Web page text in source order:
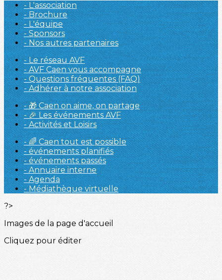
- L'association
- Brochure
- L'équipe
- Sponsors
- Nos autres partenaires
- Le réseau AVF
- AVF Caen vous accompagne
- Questions fréquentes (FAQ)
- Adhérer à notre association
- 🎁 Caen on aime, on partage
- 🎉 Les événements AVF
- Activités et Loisirs
- 🌈 Caen tout est possible
- événements planifiés
- événements passés
- Annuaire interne
- Agenda
- Médiathèque virtuelle
?>
Images de la page d'accueil
Cliquez pour éditer